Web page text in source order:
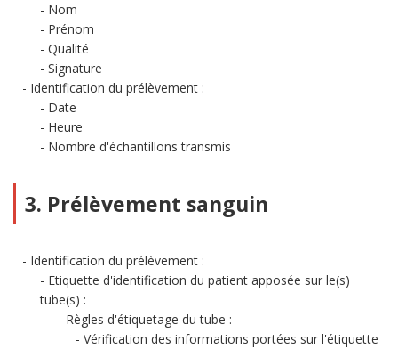
Nom
Prénom
Qualité
Signature
Identification du prélèvement :
Date
Heure
Nombre d'échantillons transmis
3. Prélèvement sanguin
Identification du prélèvement :
Etiquette d'identification du patient apposée sur le(s)
tube(s) :
Règles d'étiquetage du tube :
Vérification des informations portées sur l'étiquette